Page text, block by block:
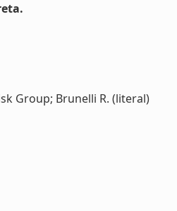
Group; Brunelli R. (literal)